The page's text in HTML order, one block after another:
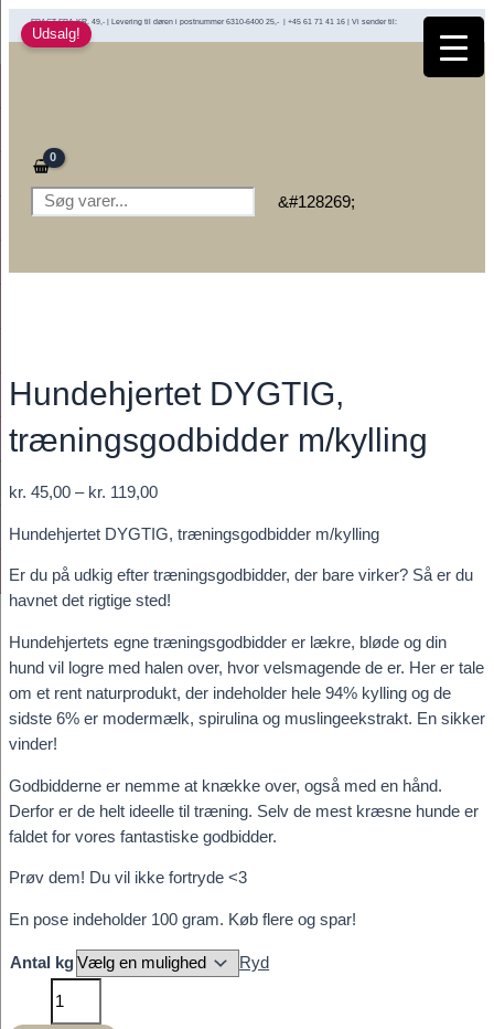
Gå
til
FRAGT FRA KR. 49,- | Levering til døren i postnummer 6310-6400 25,- | +45 61 71 41 16 | Vi sender til:
Søg &#128269;
Udsalg!
Hundehjertet DYGTIG,
træningsgodbidder m/kylling
kr. 45,00 – kr. 119,00Prisinterval:
til
kr. 119,00
Hundehjertet DYGTIG, træningsgodbidder m/kylling
Er du på udkig efter træningsgodbidder, der bare virker? Så er du
havnet det rigtige sted!
Hundehjertets egne træningsgodbidder er lækre, bløde og din
hund vil logre med halen over, hvor velsmagende de er. Her er tale
om et rent naturprodukt, der indeholder hele 94% kylling og de
sidste 6% er modermælk, spirulina og muslingeekstrakt. En sikker
vinder!
Godbidderne er nemme at knække over, også med en hånd.
Derfor er de helt ideelle til træning. Selv de mest kræsne hunde er
faldet for vores fantastiske godbidder.
Prøv dem! Du vil ikke fortryde <3
En pose indeholder 100 gram. Køb flere og spar!
Antal kg
Ryd